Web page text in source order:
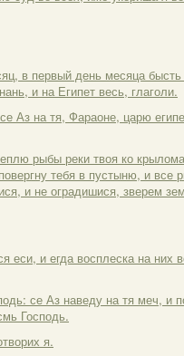
в первый день месяца
и на Египет весь, глаголи.
Аз на тя, Фараоне, царю
рыбы реки твоя ко
тебя в пустыню, и все
и не оградишися, зверем
еси, и егда восплеска на них
се Аз наведу на тя меч, и
Господь.
я.